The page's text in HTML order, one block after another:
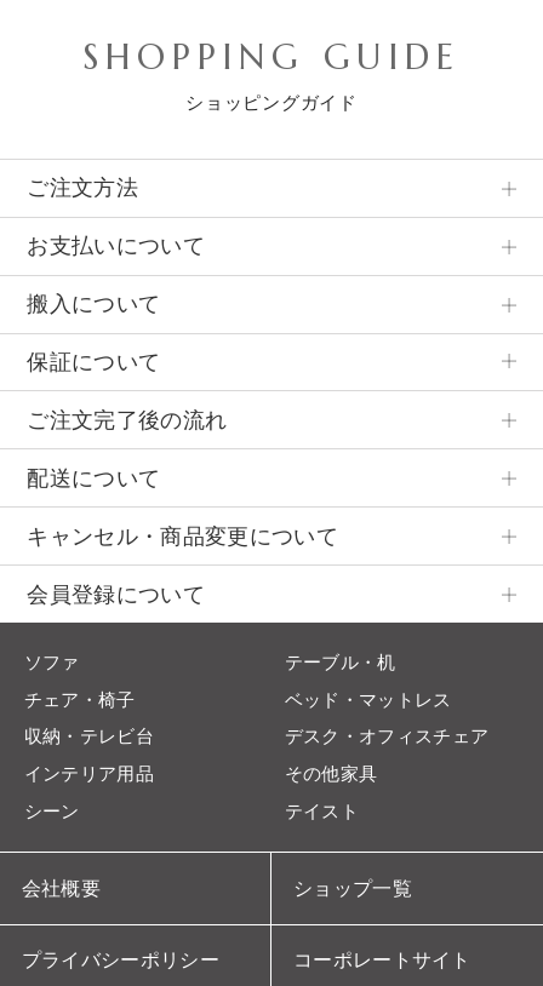
SHOPPING GUIDE
ショッピングガイド
ご注文方法
お支払いについて
搬入について
保証について
ご注文完了後の流れ
配送について
キャンセル・商品変更について
会員登録について
会社概要 ショップ一覧
プライバシーポリシー コーポレートサイト
ソファ
テーブル・机
チェア・椅子
ベッド・マットレス
収納・テレビ台
デスク・オフィスチェア
インテリア用品
その他家具
シーン
テイスト